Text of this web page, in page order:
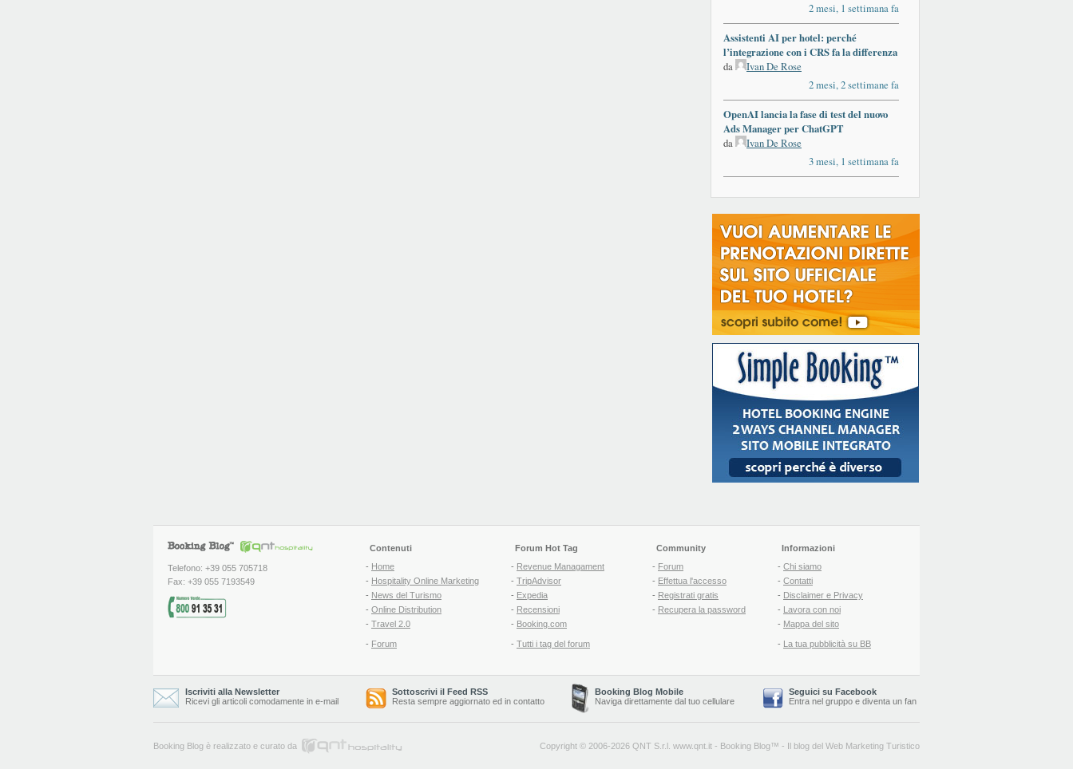
2 mesi, 1 settimana fa
Assistenti AI per hotel: perché
l’integrazione con i CRS fa la differenza
da
Ivan De Rose
2 mesi, 2 settimane fa
OpenAI lancia la fase di test del nuovo
Ads Manager per ChatGPT
da
Ivan De Rose
3 mesi, 1 settimana fa
Telefono: +39 055 705718
Fax: +39 055 7193549
Contenuti
- Home
- Hospitality Online Marketing
- News del Turismo
- Online Distribution
- Travel 2.0
- Forum
Forum Hot Tag
- Revenue Managament
- TripAdvisor
- Expedia
- Recensioni
- Booking.com
- Tutti i tag del forum
Community
- Forum
- Effettua l'accesso
- Registrati gratis
- Recupera la password
Informazioni
- Chi siamo
- Contatti
- Disclaimer e Privacy
- Lavora con noi
- Mappa del sito
- La tua pubblicità su BB
Iscriviti alla Newsletter
Ricevi gli articoli comodamente in e-mail
Sottoscrivi il Feed RSS
Resta sempre aggiornato ed in contatto
Booking Blog Mobile
Naviga direttamente dal tuo cellulare
Seguici su Facebook
Entra nel gruppo e diventa un fan
Booking Blog è realizzato e curato da Copyright © 2006-2026 QNT S.r.l. www.qnt.it - Booking Blog™ - Il blog del Web Marketing Turistico